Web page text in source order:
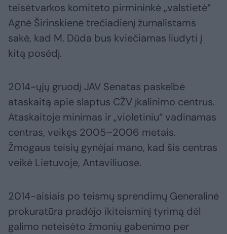
teisėtvarkos komiteto pirmininkė „valstietė“
Agnė Širinskienė trečiadienį žurnalistams
sakė, kad M. Dūda bus kviečiamas liudyti į
kitą posėdį.
2014-ųjų gruodį JAV Senatas paskelbė
ataskaitą apie slaptus CŽV įkalinimo centrus.
Ataskaitoje minimas ir „violetiniu“ vadinamas
centras, veikęs 2005–2006 metais.
Žmogaus teisių gynėjai mano, kad šis centras
veikė Lietuvoje, Antaviliuose.
2014-aisiais po teismų sprendimų Generalinė
prokuratūra pradėjo ikiteisminį tyrimą dėl
galimo neteisėto žmonių gabenimo per